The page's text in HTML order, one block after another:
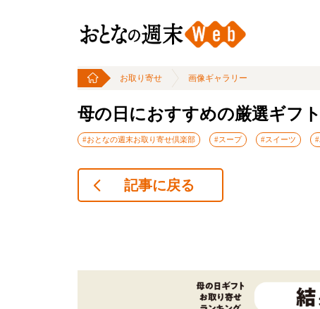
お取り寄せ 画像ギャラリー
母の日におすすめの厳選ギフ
#おとなの週末お取り寄せ倶楽部 #スープ #スイーツ
記事に戻る